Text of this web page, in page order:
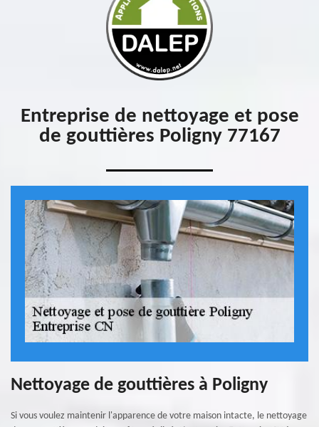
Entreprise de nettoyage et pose
de gouttières Poligny 77167
Nettoyage de gouttières à Poligny
Si vous voulez maintenir l'apparence de votre maison intacte, le nettoyage